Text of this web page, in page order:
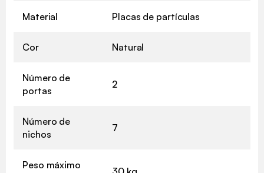
Material Placas de partículas
Cor Natural
Número de
portas
2
Número de
nichos
7
Peso máximo